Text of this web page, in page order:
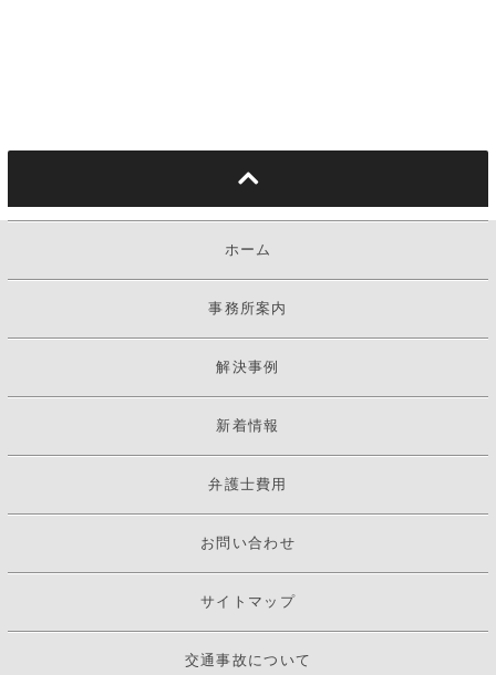
ホーム
事務所案内
解決事例
新着情報
弁護士費用
お問い合わせ
サイトマップ
交通事故について